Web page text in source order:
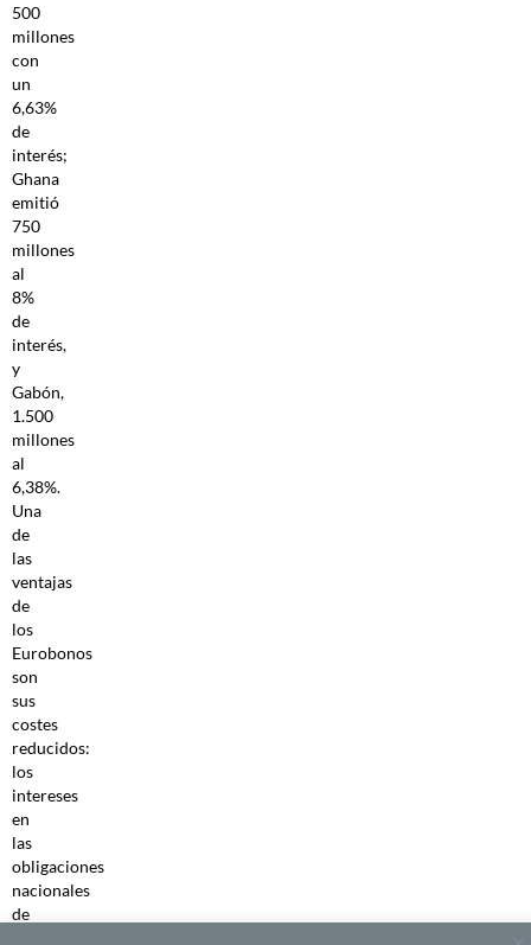
500
millones
con
un
6,63%
de
interés;
Ghana
emitió
750
millones
al
8%
de
interés,
y
Gabón,
1.500
millones
al
6,38%.
Una
de
las
ventajas
de
los
Eurobonos
son
sus
costes
reducidos:
los
intereses
en
las
obligaciones
nacionales
de